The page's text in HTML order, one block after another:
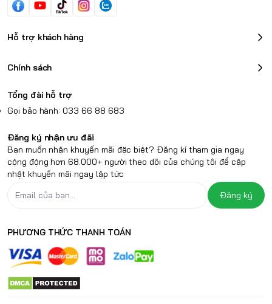
Hỗ trợ khách hàng
Chính sách
Tổng đài hỗ trợ
Gọi bảo hành: 033 66 88 683
Đăng ký nhận ưu đãi
Bạn muốn nhận khuyến mãi đặc biệt? Đăng kí tham gia ngay
cộng động hơn 68.000+ người theo dõi của chúng tôi để cập
nhật khuyến mãi ngay lập tức
Đăng ký
PHƯƠNG THỨC THANH TOÁN